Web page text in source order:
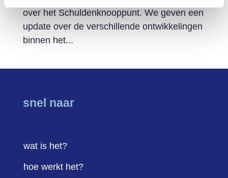
over het Schuldenknooppunt. We geven een
update over de verschillende ontwikkelingen
binnen het...
snel naar
wat is het?
hoe werkt het?